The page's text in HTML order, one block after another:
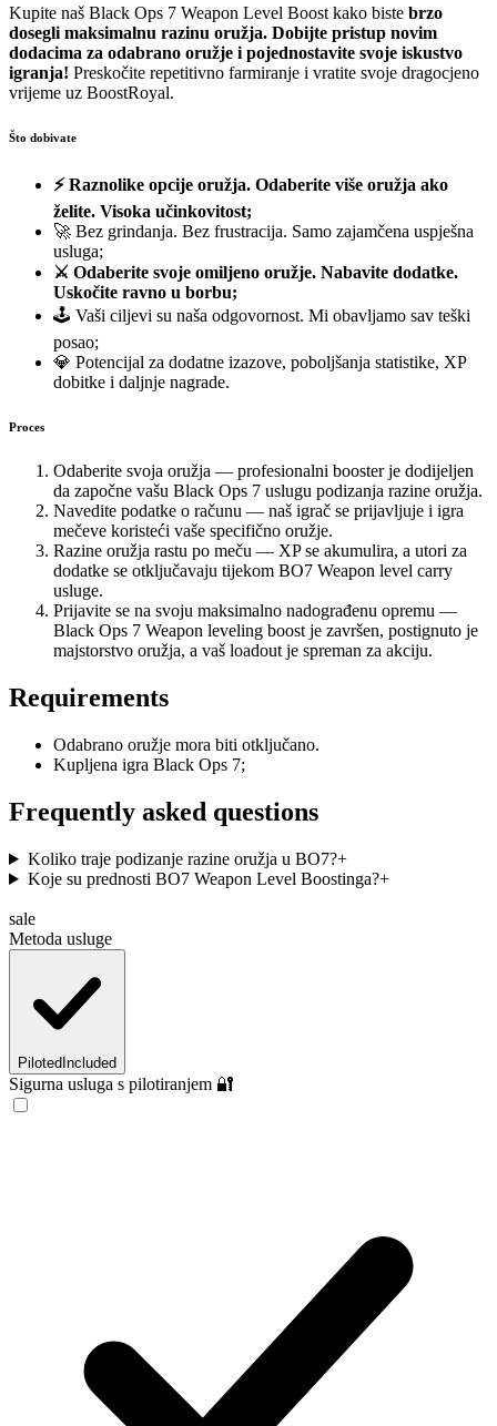
Kupite naš Black Ops 7 Weapon Level Boost kako biste brzo
dosegli maksimalnu razinu oružja. Dobijte pristup novim
dodacima za odabrano oružje i pojednostavite svoje iskustvo
igranja! Preskočite repetitivno farmiranje i vratite svoje dragocjeno
vrijeme uz BoostRoyal.
Što dobivate
⚡ Raznolike opcije oružja. Odaberite više oružja ako
želite. Visoka učinkovitost;
🚀 Bez grindanja. Bez frustracija. Samo zajamčena uspješna
usluga;
⚔️ Odaberite svoje omiljeno oružje. Nabavite dodatke.
Uskočite ravno u borbu;
🕹️ Vaši ciljevi su naša odgovornost. Mi obavljamo sav teški
posao;
💎 Potencijal za dodatne izazove, poboljšanja statistike, XP
dobitke i daljnje nagrade.
Proces
Odaberite svoja oružja — profesionalni booster je dodijeljen
da započne vašu Black Ops 7 uslugu podizanja razine oružja.
Navedite podatke o računu — naš igrač se prijavljuje i igra
mečeve koristeći vaše specifično oružje.
Razine oružja rastu po meču — XP se akumulira, a utori za
dodatke se otključavaju tijekom BO7 Weapon level carry
usluge.
Prijavite se na svoju maksimalno nadograđenu opremu —
Black Ops 7 Weapon leveling boost je završen, postignuto je
majstorstvo oružja, a vaš loadout je spreman za akciju.
Requirements
Odabrano oružje mora biti otključano.
Kupljena igra Black Ops 7;
Frequently asked questions
Koliko traje podizanje razine oružja u BO7?+
Koje su prednosti BO7 Weapon Level Boostinga?+
sale
Metoda usluge
Piloted Included
Sigurna usluga s pilotiranjem 🔐